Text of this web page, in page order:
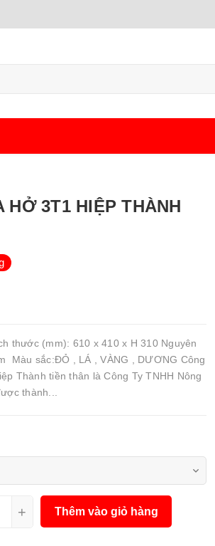
HỞ 3T1 HIỆP THÀNH
thước (mm): 610 x 410 x H 310 Nguyên
Màu sắc:ĐỎ , LÁ , VÀNG , DƯƠNG Công
Thành tiền thân là Công Ty TNHH Nông
thành...
+ Thêm vào giỏ hàng